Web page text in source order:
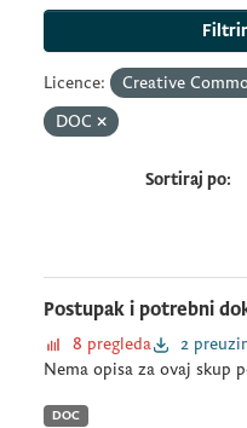
Licence: Creative
DOC
Sortiraj po
Postupak i potrebni
8 pregleda
2
Nema opisa za ovaj skup
DOC